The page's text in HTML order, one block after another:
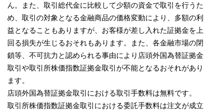
ん。また、取引総代金に比較して少額の資金で取引を行うた
め、取引の対象となる金融商品の価格変動により、多額の利
益となることもありますが、お客様が差し入れた証拠金を上
回る損失が生じるおそれもあります。また、各金融市場の閉
鎖等、不可抗力と認められる事由により店頭外国為替証拠金
取引や取引所株価指数証拠金取引が不能となるおそれがあり
ます。
店頭外国為替証拠金取引における取引手数料は無料です。
取引所株価指数証拠金取引における委託手数料は注文が成立